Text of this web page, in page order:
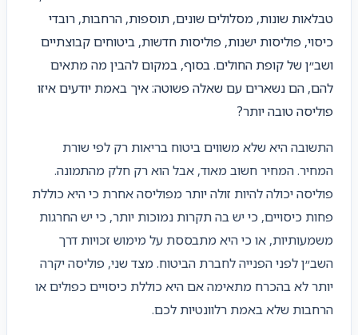
טבלאות שונות, מסלולים שונים, תוספות, הרחבות, רובדי
כיסוי, פוליסות ישנות, פוליסות חדשות, ביטוחים קבוצתיים
ושב״ן של קופת החולים. בסוף, במקום להבין מה מתאים
להם, הם נשארים עם שאלה פשוטה: איך באמת יודעים איזו
פוליסה טובה יותר?
התשובה היא שלא משווים ביטוח בריאות רק לפי שורת
המחיר. המחיר חשוב מאוד, אבל הוא רק חלק מהתמונה.
פוליסה יכולה להיות זולה יותר מפוליסה אחרת כי היא כוללת
פחות כיסויים, כי יש בה תקרות נמוכות יותר, כי יש החרגות
משמעותיות, או כי היא מתבססת על מימוש זכויות דרך
השב״ן לפני הפנייה לחברת הביטוח. מצד שני, פוליסה יקרה
יותר לא בהכרח מתאימה אם היא כוללת כיסויים כפולים או
הרחבות שלא באמת רלוונטיות לכם.